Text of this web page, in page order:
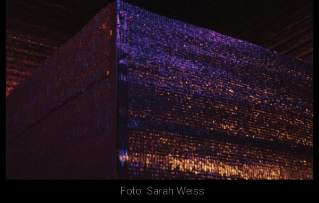
Foto: Sarah Weiss